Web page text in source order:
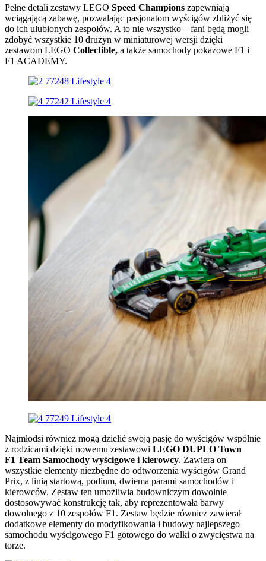
Pełne detali zestawy LEGO Speed Champions zapewniają
wciągającą zabawę, pozwalając pasjonatom wyścigów zbliżyć się
do ich ulubionych zespołów. A to nie wszystko – fani będą mogli
zdobyć wszystkie 10 drużyn w miniaturowej wersji dzięki
zestawom LEGO Collectible, a także samochody pokazowe F1 i
F1 ACADEMY.
Najmłodsi również mogą dzielić swoją pasję do wyścigów wspólnie
z rodzicami dzięki nowemu zestawowi LEGO DUPLO Town
F1 Team Samochody wyścigowe i kierowcy. Zawiera on
wszystkie elementy niezbędne do odtworzenia wyścigów Grand
Prix, z linią startową, podium, dwiema parami samochodów i
kierowców. Zestaw ten umożliwia budowniczym dowolnie
dostosowywać konstrukcję tak, aby reprezentowała barwy
dowolnego z 10 zespołów F1. Zestaw będzie również zawierał
dodatkowe elementy do modyfikowania i budowy najlepszego
samochodu wyścigowego F1 gotowego do walki o zwycięstwa na
torze.